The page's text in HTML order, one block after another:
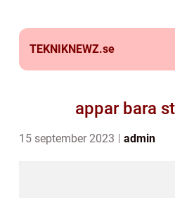
TEKNIKNEWZ.se
appar bara
15 september 2023 admin